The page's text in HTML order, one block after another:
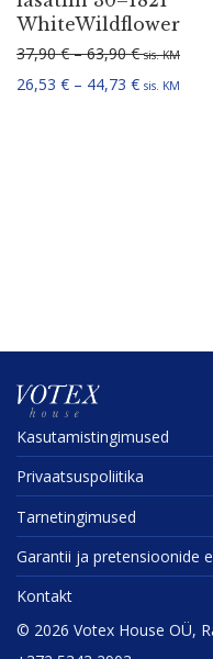
WhiteWildflower
37,90€ – 63,90€ sis. KM
26,53 € – 44,73 € sis. KM
Kasuta­mis­tin­gi­mused
Privaat­sus­po­liitika
Tarne­tin­gi­mused
Garantii ja preten­sioonide
Kontakt
© 2026 Votex House OÜ,